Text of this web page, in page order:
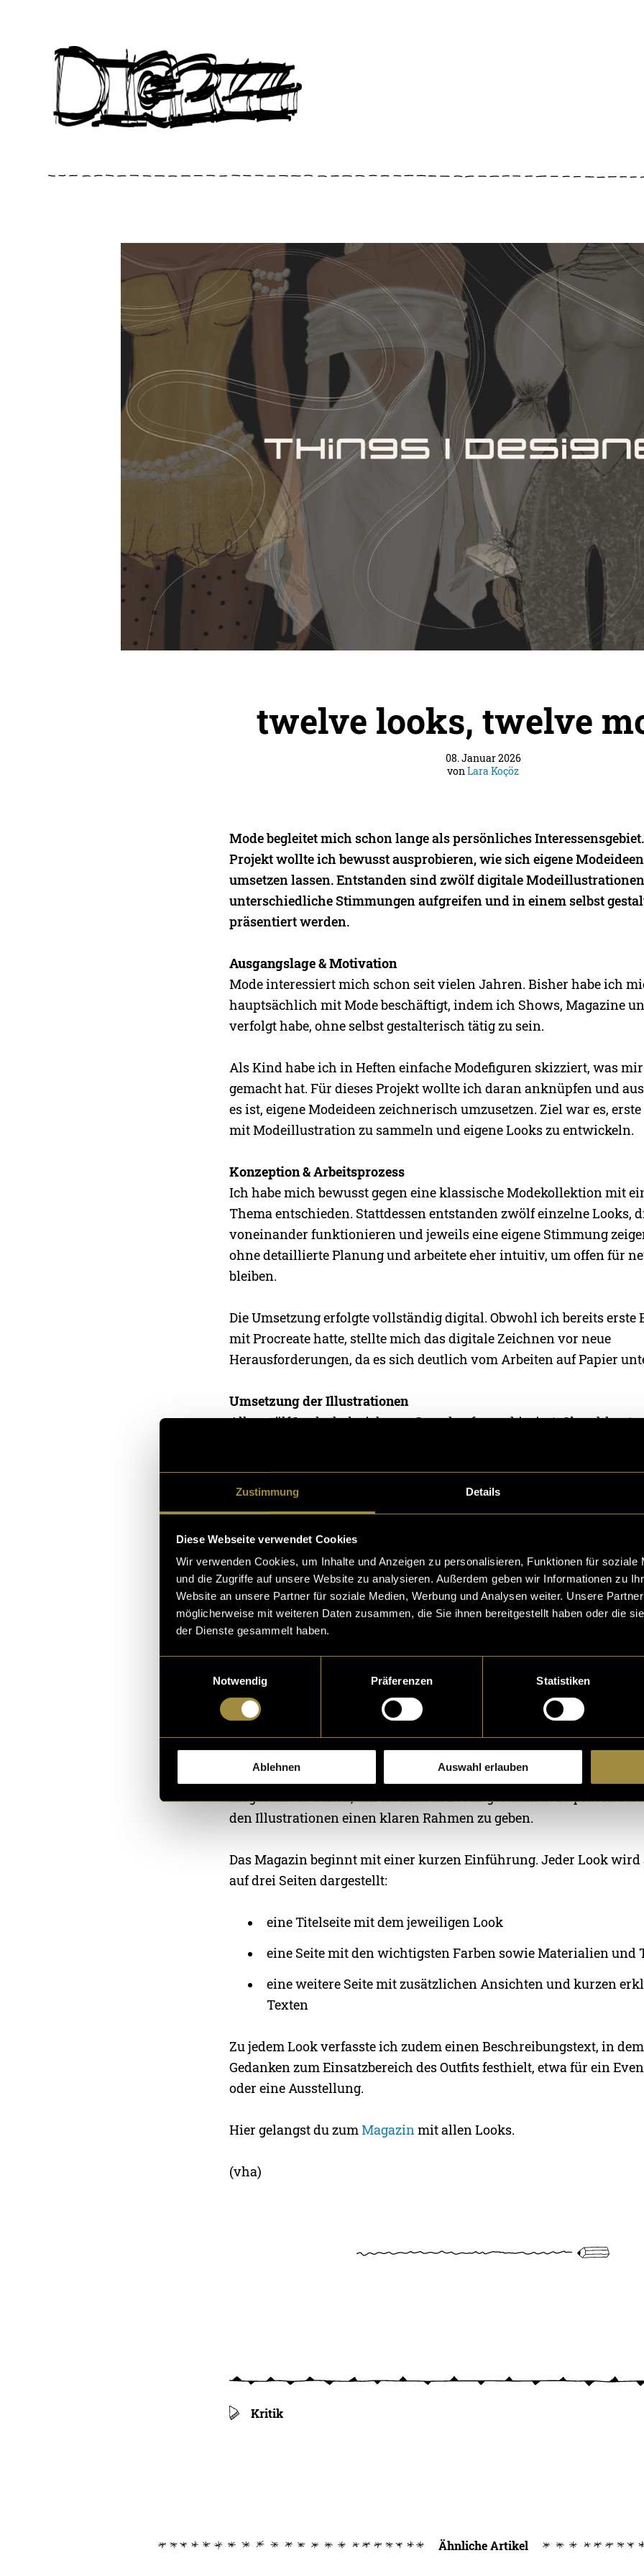
Zustimmung Details
Diese Webseite verwendet Cookies
Wir verwenden Cookies, um Inhalte und Anzeigen zu personalisieren, Funktionen für soziale
und die Zugriffe auf unsere Website zu analysieren. Außerdem geben wir Informationen zu
Website an unsere Partner für soziale Medien, Werbung und Analysen weiter. Unsere
möglicherweise mit weiteren Daten zusammen, die Sie ihnen bereitgestellt haben oder die
der Dienste gesammelt haben.
Notwendig
Präferenzen Statistiken
Ablehnen Auswahl erlauben
twelve looks, twelve
08. Januar 2026
vonLara Koçöz
Mode begleitet mich schon lange als persönliches
Projekt wollte ich bewusst ausprobieren, wie sich eigene
umsetzen lassen. Entstanden sind zwölf digitale
unterschiedliche Stimmungen aufgreifen und in einem selbst
präsentiert werden.
Ausgangslage & Motivation
Mode interessiert mich schon seit vielen Jahren. Bisher habe ich
hauptsächlich mit Mode beschäftigt, indem ich Shows, Magazine
verfolgt habe, ohne selbst gestalterisch tätig zu sein.
Als Kind habe ich in Heften einfache Modefiguren skizziert, was
gemacht hat. Für dieses Projekt wollte ich daran anknüpfen und
es ist, eigene Modeideen zeichnerisch umzusetzen. Ziel war es,
mit Modeillustration zu sammeln und eigene Looks zu entwickeln.
Konzeption & Arbeitsprozess
Ich habe mich bewusst gegen eine klassische Modekollektion mit
Thema entschieden. Stattdessen entstanden zwölf einzelne Looks,
voneinander funktionieren und jeweils eine eigene Stimmung
ohne detaillierte Planung und arbeitete eher intuitiv, um offen für
bleiben.
Die Umsetzung erfolgte vollständig digital. Obwohl ich bereits erste
mit Procreate hatte, stellte mich das digitale Zeichnen vor neue
Herausforderungen, da es sich deutlich vom Arbeiten auf Papier
Umsetzung der Illustrationen
Alle zwölf Looks habe ich von Grund auf neu skizziert. Obwohl es
zum Look passen.
Texturen getrennt bearbeitet werden konnten. Für die Skizzen nutzte
hauptsächlich den 6B-Stift, den HB-Bleistift und den Narinder-Stift.
und Schattierungsphase arbeitete ich vor allem mit Rundpinseln
weichen Airbrush- und Mischpinseln.
Look unterschiedliche Texturen und Muster. Haare, Hauttöne und
setzte ich bewusst zurückhaltend ein, damit der Fokus auf den
bleibt.
Editorial Design – Das Magazin
Nach Abschluss der Illustrationen gestaltete ich ein digitales
insgesamt 40 Seiten, um die finalen Looks gesammelt zu
den Illustrationen einen klaren Rahmen zu geben.
Das Magazin beginnt mit einer kurzen Einführung. Jeder Look
auf drei Seiten dargestellt:
eine Titelseite mit dem jeweiligen Look
eine Seite mit den wichtigsten Farben sowie Materialien und
eine weitere Seite mit zusätzlichen Ansichten und kurzen
Texten
Zu jedem Look verfasste ich zudem einen Beschreibungstext, in
Gedanken zum Einsatzbereich des Outfits festhielt, etwa für ein
oder eine Ausstellung.
Hier gelangst du zumMagazinmit allen Looks.
(vha)
Kritik
Ähnliche Artikel